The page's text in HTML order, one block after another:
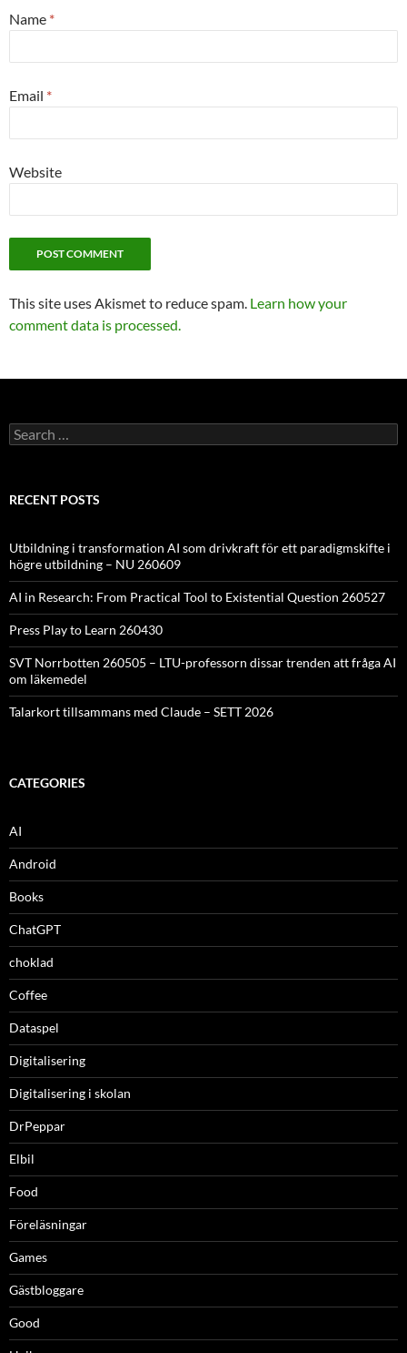
Name *
Email *
Website
This site uses Akismet to reduce spam. Learn how your
comment data is processed.
Search
for:
RECENT POSTS
Utbildning i transformation AI som drivkraft för ett paradigmskifte i
högre utbildning – NU 260609
AI in Research: From Practical Tool to Existential Question 260527
Press Play to Learn 260430
SVT Norrbotten 260505 – LTU-professorn dissar trenden att fråga AI
om läkemedel
Talarkort tillsammans med Claude – SETT 2026
CATEGORIES
AI
Android
Books
ChatGPT
choklad
Coffee
Dataspel
Digitalisering
Digitalisering i skolan
DrPeppar
Elbil
Food
Föreläsningar
Games
Gästbloggare
Good